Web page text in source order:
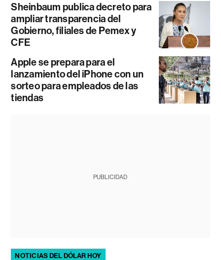
Sheinbaum publica decreto para
ampliar transparencia del
Gobierno, filiales de Pemex y
CFE
Apple se prepara para el
lanzamiento del iPhone con un
sorteo para empleados de las
tiendas
PUBLICIDAD
NOTICIAS DEL DÓLAR HOY